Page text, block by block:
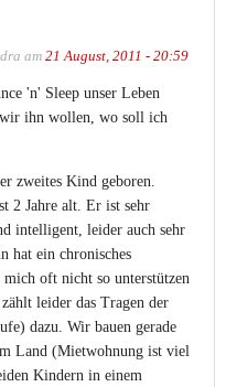
am 21 August, 2011 - 20:59
'n' Sleep unser Leben
ihn wollen, wo soll ich
zweites Kind geboren.
2 Jahre alt. Er ist sehr
intelligent, leider auch sehr
hat ein chronisches
oft nicht so unterstützen
leider das Tragen der
dazu. Wir bauen gerade
Land (Mietwohnung ist viel
Kindern in einem